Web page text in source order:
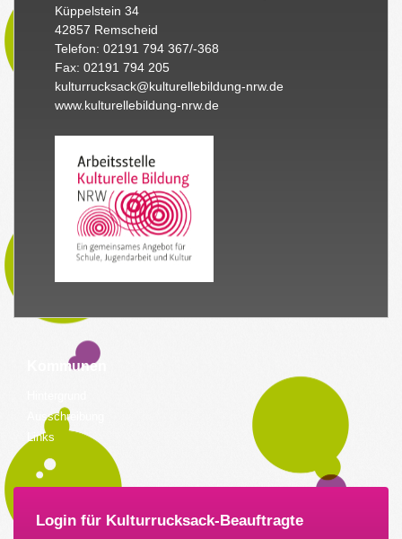
Küppelstein 34
42857 Remscheid
Telefon: 02191 794 367/-368
Fax: 02191 794 205
kulturrucksack@kulturellebildung-nrw.de
www.kulturellebildung-nrw.de
Kommunen
Ausschreibung
Links